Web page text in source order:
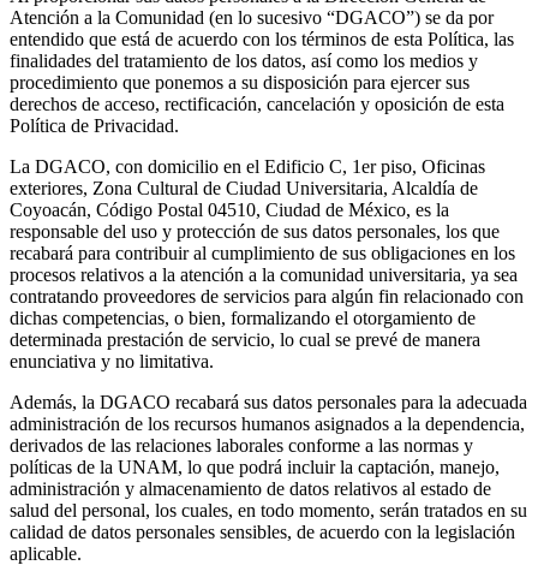
Atención a la Comunidad (en lo sucesivo “DGACO”) se da por
entendido que está de acuerdo con los términos de esta Política, las
finalidades del tratamiento de los datos, así como los medios y
procedimiento que ponemos a su disposición para ejercer sus
derechos de acceso, rectificación, cancelación y oposición de esta
Política de Privacidad.
La DGACO, con domicilio en el Edificio C, 1er piso, Oficinas
exteriores, Zona Cultural de Ciudad Universitaria, Alcaldía de
Coyoacán, Código Postal 04510, Ciudad de México, es la
responsable del uso y protección de sus datos personales, los que
recabará para contribuir al cumplimiento de sus obligaciones en los
procesos relativos a la atención a la comunidad universitaria, ya sea
contratando proveedores de servicios para algún fin relacionado con
dichas competencias, o bien, formalizando el otorgamiento de
determinada prestación de servicio, lo cual se prevé de manera
enunciativa y no limitativa.
Además, la DGACO recabará sus datos personales para la adecuada
administración de los recursos humanos asignados a la dependencia,
derivados de las relaciones laborales conforme a las normas y
políticas de la UNAM, lo que podrá incluir la captación, manejo,
administración y almacenamiento de datos relativos al estado de
salud del personal, los cuales, en todo momento, serán tratados en su
calidad de datos personales sensibles, de acuerdo con la legislación
aplicable.